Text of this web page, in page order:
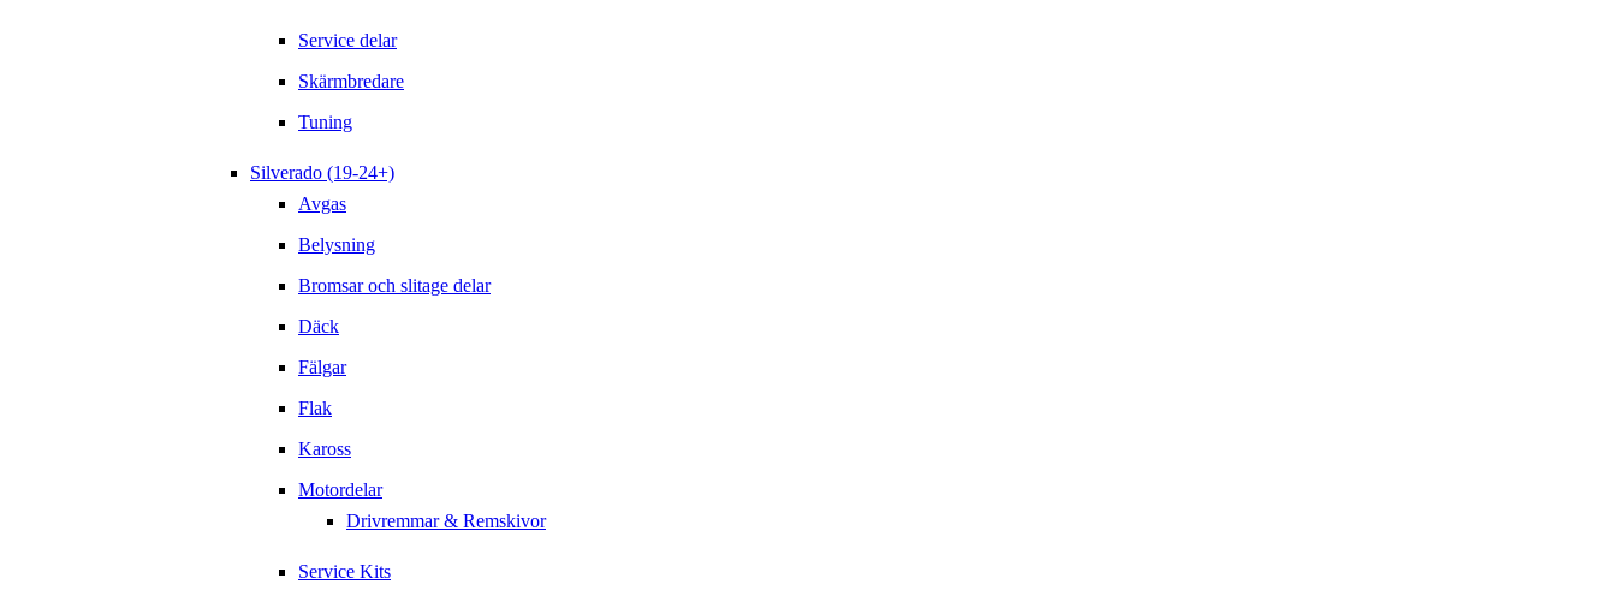
Service delar
Skärmbredare
Tuning
Silverado (19-24+)
Avgas
Belysning
Bromsar och slitage delar
Däck
Fälgar
Flak
Kaross
Motordelar
Drivremmar & Remskivor
Service Kits